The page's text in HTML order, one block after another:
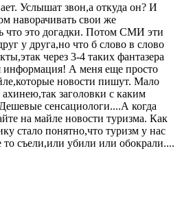
Услышат звон,а откуда он? И
наворачивать свои же
что это догадки. Потом СМИ эти
у друга,но что б слово в слово
через 3-4 таких фантазера
информация! А меня еще просто
новости пишут. Мало
заголовки с каким
сенсациологи....А когда
на майле новости туризма. Как
стало понятно,что туризм у нас
то съели,или убили или обокрали....